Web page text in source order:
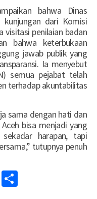
bahwa Dinas
kunjungan dari Komisi
visitasi penilaian badan
bahwa keterbukaan
jawab publik yang
Ia menyebut
semua pejabat telah
terhadap akuntabilitas
sama dengan hati dan
bisa menjadi yang
harapan, tapi
tutupnya penuh
WhatsApp